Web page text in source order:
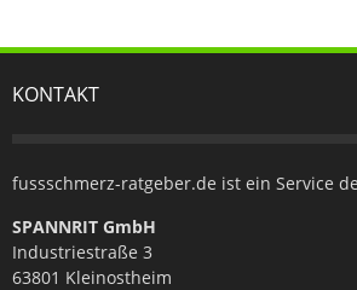
KONTAKT
fussschmerz-ratgeber.de ist ein Service
SPANNRIT GmbH
Industriestraße 3
63801 Kleinostheim